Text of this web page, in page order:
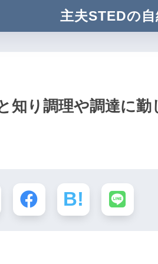
主夫STEDの
知り調理や調達に勤